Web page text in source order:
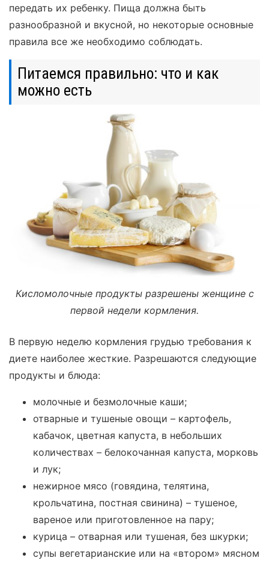
передать их ребенку. Пища должна быть
разнообразной и вкусной, но некоторые основные
правила все же необходимо соблюдать.
Питаемся правильно: что и как
можно есть
Кисломолочные продукты разрешены женщине с
первой недели кормления.
В первую неделю кормления грудью требования к
диете наиболее жесткие. Разрешаются следующие
продукты и блюда:
молочные и безмолочные каши;
отварные и тушеные овощи – картофель,
кабачок, цветная капуста, в небольших
количествах – белокочанная капуста, морковь
и лук;
нежирное мясо (говядина, телятина,
крольчатина, постная свинина) – тушеное,
вареное или приготовленное на пару;
курица – отварная или тушеная, без шкурки;
супы вегетарианские или на «втором» мясном